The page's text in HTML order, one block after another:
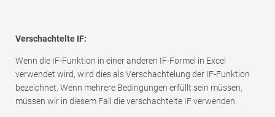
Verschachtelte IF:
Wenn die IF-Funktion in einer anderen IF-Formel in Excel
verwendet wird, wird dies als Verschachtelung der IF-Funktion
bezeichnet. Wenn mehrere Bedingungen erfüllt sein müssen,
müssen wir in diesem Fall die verschachtelte IF verwenden.